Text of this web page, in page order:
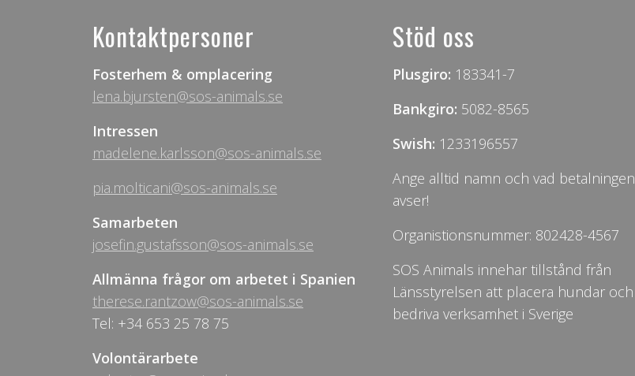
Kontaktpersoner
Fosterhem & omplacering
lena.bjursten@sos-animals.se
Intressen
madelene.karlsson@sos-animals.se
pia.molticani@sos-animals.se
Samarbeten
josefin.gustafsson@sos-animals.se
Allmänna frågor om arbetet i Spanien
therese.rantzow@sos-animals.se
Tel: +34 653 25 78 75
Volontärarbete
Stöd oss
Plusgiro: 183341-7
Bankgiro: 5082-8565
Swish: 1233196557
Ange alltid namn och vad betalningen
avser!
Organistionsnummer: 802428-4567
SOS Animals innehar tillstånd från
Länsstyrelsen att placera hundar och
bedriva verksamhet i Sverige